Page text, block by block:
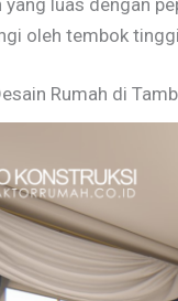
oleh tembok
Rumah di